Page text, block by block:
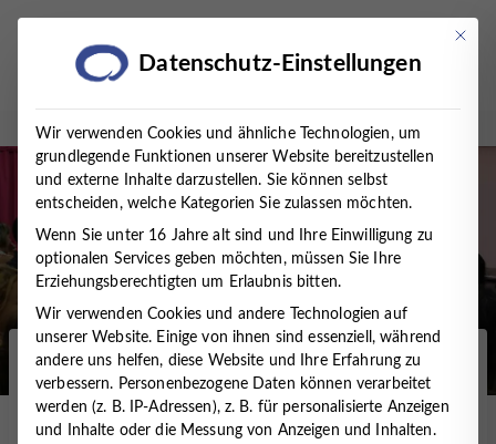
Startseite / Presse / News / MVZ TIMMERMANN &
PARTNER „EXPORTIERT“ PSYCHOSOMATISCHES
FACHWISSEN NACH KUBA
Mit
Datenschutz-Einstellungen
Wir verwenden Cookies und ähnliche Technologien, um
grundlegende Funktionen unserer Website bereitzustellen
und externe Inhalte darzustellen. Sie können selbst
entscheiden, welche Kategorien Sie zulassen möchten.
Wenn Sie unter 16 Jahre alt sind und Ihre Einwilligung zu
optionalen Services geben möchten, müssen Sie Ihre
Erziehungsberechtigten um Erlaubnis bitten.
Wir verwenden Cookies und andere Technologien auf
unserer Website. Einige von ihnen sind essenziell, während
andere uns helfen, diese Website und Ihre Erfahrung zu
verbessern. Personenbezogene Daten können verarbeitet
werden (z. B. IP-Adressen), z. B. für personalisierte Anzeigen
und Inhalte oder die Messung von Anzeigen und Inhalten.